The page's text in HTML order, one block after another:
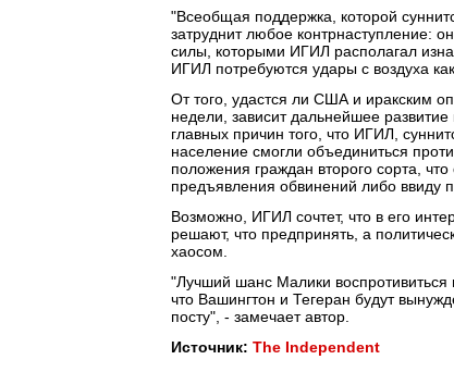
"Всеобщая поддержка, которой
затруднит любое контрнаступление:
силы, которыми ИГИЛ располагал
ИГИЛ потребуются удары с воздуха
От того, удастся ли США и иракским
недели, зависит дальнейшее
главных причин того, что ИГИЛ,
население смогли объединиться
положения граждан второго сорта,
предъявления обвинений либо ввиду
Возможно, ИГИЛ сочтет, что в его
решают, что предпринять, а
хаосом.
"Лучший шанс Малики воспротивиться
что Вашингтон и Тегеран будут
посту", - замечает автор.
Источник: The Independent